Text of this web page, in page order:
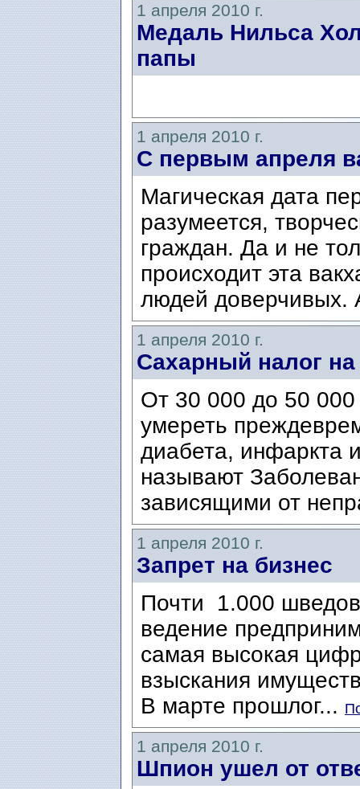
1 апреля 2010 г.
Медаль Нильса
папы
1 апреля 2010 г.
С первым апреля
Магическая дата
разумеется,
граждан. Да и не
происходит эта
людей доверчивых.
1 апреля 2010 г.
Сахарный налог
От 30 000 до 50 000
умереть
диабета, инфаркта
называют
зависящими от
1 апреля 2010 г.
Запрет на бизнес
Почти 1.000
ведение
самая высокая
взыскания
В марте прошлог...
1 апреля 2010 г.
Шпион ушел от